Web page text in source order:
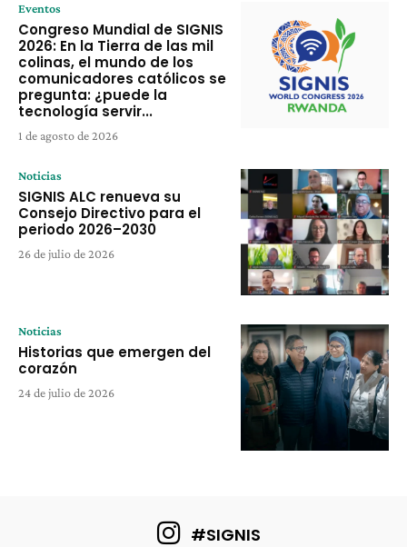
Eventos
Congreso Mundial de SIGNIS
2026: En la Tierra de las mil
colinas, el mundo de los
comunicadores católicos se
pregunta: ¿puede la
tecnología servir...
1 de agosto de 2026
Noticias
SIGNIS ALC renueva su
Consejo Directivo para el
periodo 2026–2030
26 de julio de 2026
Noticias
Historias que emergen del
corazón
24 de julio de 2026
#SIGNIS